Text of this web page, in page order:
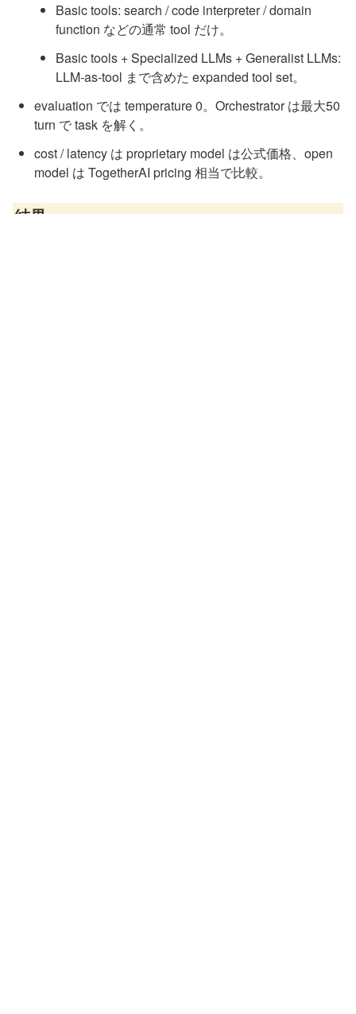
Basic tools: search / code interpreter / domain
function などの通常 tool だけ。
Basic tools + Specialized LLMs + Generalist LLMs:
LLM-as-tool まで含めた expanded tool set。
evaluation では temperature 0。Orchestrator は最大50
turn で task を解く。
cost / latency は proprietary model は公式価格、open
model は TogetherAI pricing 相当で比較。
結果